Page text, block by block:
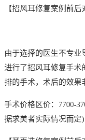
【招风耳修复案例前后
由于选择的医生不专业
进行了招风耳修复手术
排的手术，术后的效果
手术价格区价：7700-
据求美者实际情况而定)